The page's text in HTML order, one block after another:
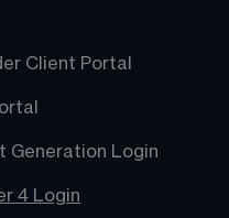
Client Portal
Generation Login
4 Login